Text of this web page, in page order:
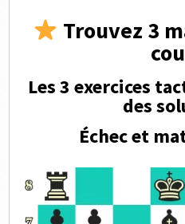
Trouvez 3
Les 3 exercices
des
Échec et